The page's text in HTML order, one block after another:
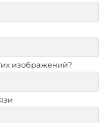
изображений?